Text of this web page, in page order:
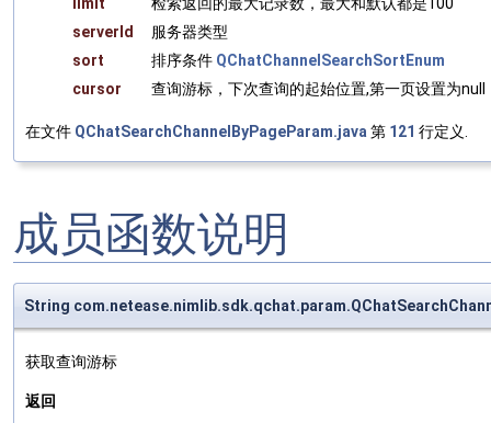
limit
检索返回的最大记录数，最大和默认都是100
serverId
服务器类型
sort
排序条件 QChatChannelSearchSortEnum
cursor
查询游标，下次查询的起始位置,第一页设置为
在文件 QChatSearchChannelByPageParam.java第 121 行定义.
成员函数说明
String
获取查询游标
返回